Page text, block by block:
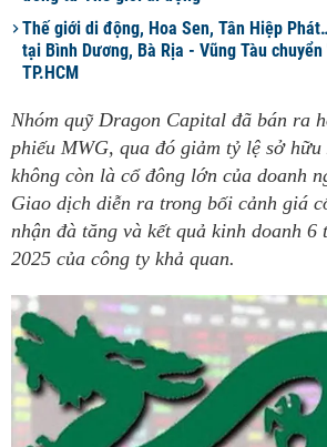
Thế giới di động, Hoa Sen, Tân Hiệp
tại Bình Dương, Bà Rịa - Vũng Tàu
TP.HCM
Nhóm quỹ Dragon Capital đã bán ra
phiếu MWG, qua đó giảm tỷ lệ sở
không còn là cổ đông lớn của doanh
Giao dịch diễn ra trong bối cảnh giá
nhận đà tăng và kết quả kinh doanh 6
2025 của công ty khả quan.